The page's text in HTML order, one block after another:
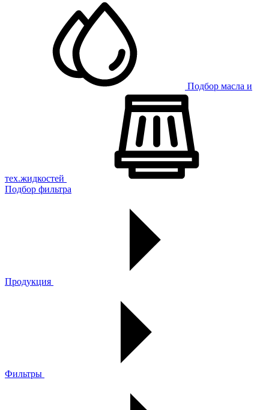
Подбор масла и
тех.жидкостей
Подбор фильтра
Продукция
Фильтры